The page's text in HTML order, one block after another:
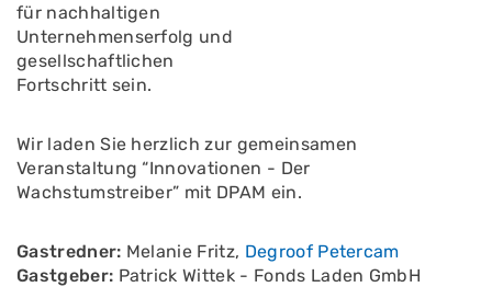
für nachhaltigen
Unternehmenserfolg und
gesellschaftlichen
Fortschritt sein.
Wir laden Sie herzlich zur gemeinsamen
Veranstaltung “Innovationen - Der
Wachstumstreiber” mit DPAM ein.
Gastredner: Melanie Fritz, Degroof Petercam
Gastgeber: Patrick Wittek - Fonds Laden GmbH